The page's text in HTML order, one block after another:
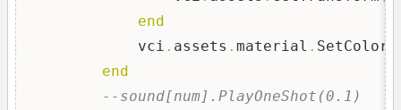
end
            vci
. assets . material . SetColor
end
--sound[num].PlayOneShot(0.1)